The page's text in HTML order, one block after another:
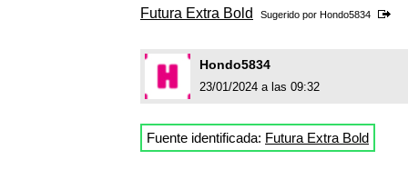
Futura Extra Bold Sugerido por Hondo5834
Hondo5834
23/01/2024 a las 09:32
Fuente identificada: Futura Extra Bold